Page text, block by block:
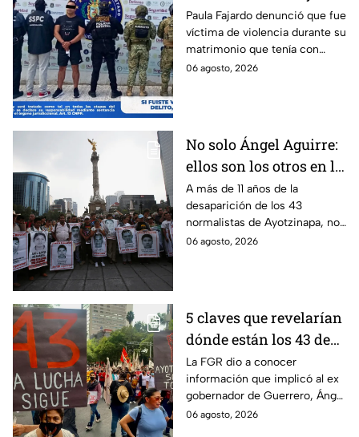
hasta ahora detienen al
presunto agresor: el
caso de Paula Fajardo
Paula Fajardo denunció que fue
víctima de violencia durante su
matrimonio que tenía con
Jorge Francisco “N”, quien fue
06 agosto, 2026
No solo Ángel Aguirre:
ellos son los otros en la
lupa por el caso
Ayotzinapa
A más de 11 años de la
desaparición de los 43
normalistas de Ayotzinapa, no
se ha conocido el paradero de
06 agosto, 2026
5 claves que revelarían
dónde están los 43 de
Ayotzinapa tras
captura de Ángel
Aguirre, ex gobernador
de Guerrero
La FGR dio a conocer
información que implicó al ex
gobernador de Guerrero, Ángel
Aguirre, quien fue detenido
06 agosto, 2026